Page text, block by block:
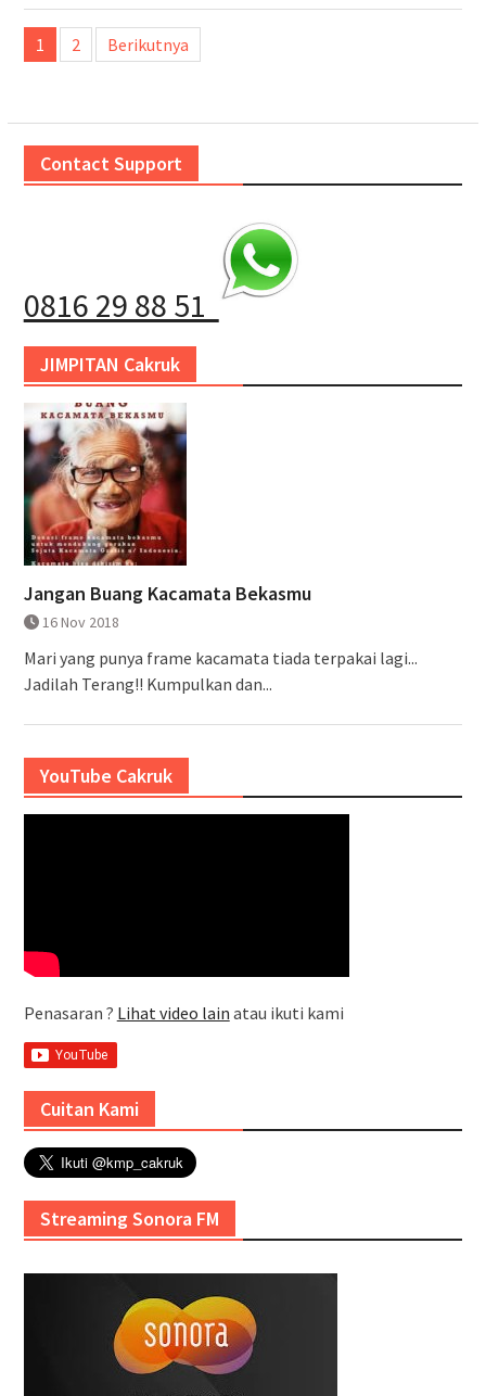
Paginasi
pos
1 2 Berikutnya
Contact Support
0816 29 88 51
JIMPITAN Cakruk
Jangan Buang Kacamata Bekasmu
16 Nov 2018
Mari yang punya frame kacamata tiada terpakai lagi...
Jadilah Terang!! Kumpulkan dan...
YouTube Cakruk
Penasaran ? Lihat video lain atau ikuti kami
Cuitan Kami
Streaming Sonora FM